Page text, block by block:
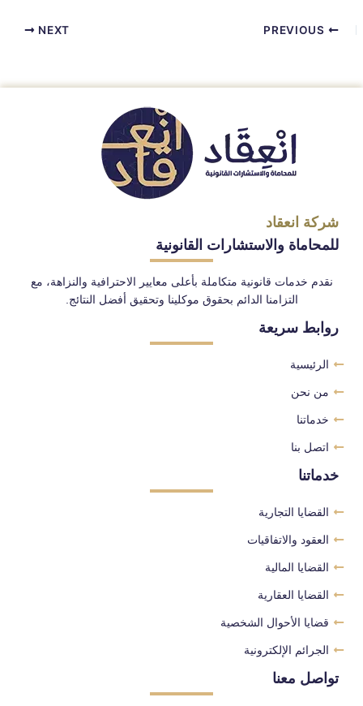
NEXT
شركة انعقاد
للمحاماة والاستشارات القانونية
نقدم خدمات قانونية متكاملة بأعلى معايير الاحترافية والنزاهة، مع
التزامنا الدائم بحقوق موكلينا وتحقيق أفضل النتائج.
روابط سريعة
الرئيسية
من نحن
خدماتنا
اتصل بنا
خدماتنا
القضايا التجارية
العقود والاتفاقيات
القضايا المالية
القضايا العقارية
قضايا الأحوال الشخصية
الجرائم الإلكترونية
تواصل معنا